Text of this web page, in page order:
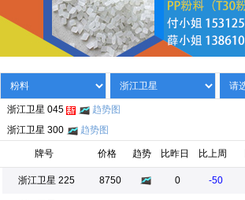
浙江卫星 045
趋势图
浙江卫星 300
趋势图
牌号 价格 趋势 比昨日 比上周
浙江卫星 225 8750 0 -50